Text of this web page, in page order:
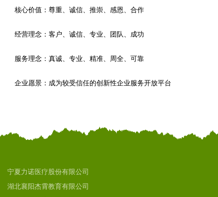
核心价值：尊重、诚信、推崇、感恩、合作
经营理念：客户、诚信、专业、团队、成功
服务理念：真诚、专业、精准、周全、可靠
企业愿景：成为较受信任的创新性企业服务开放平台
宁夏力诺医疗股份有限公司
湖北襄阳杰霄教育有限公司